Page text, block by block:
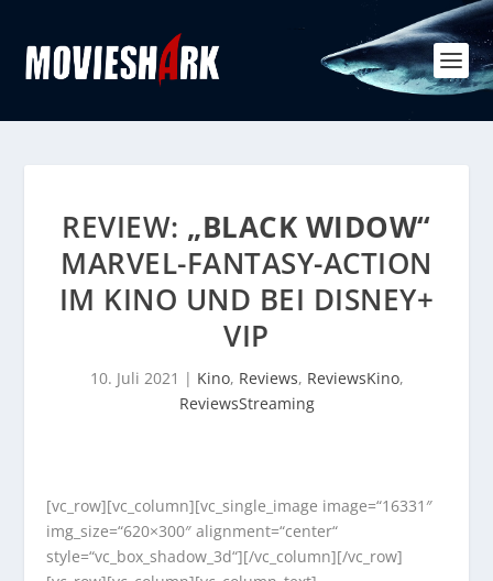
REVIEW: „BLACK WIDOW“
MARVEL-FANTASY-ACTION
IM KINO UND BEI DISNEY+
VIP
10. Juli 2021 | Kino, Reviews, ReviewsKino,
ReviewsStreaming
[vc_row][vc_column][vc_single_image image=“16331″
img_size=“620×300″ alignment=“center“
style=“vc_box_shadow_3d“][/vc_column][/vc_row]